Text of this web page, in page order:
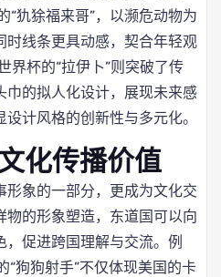
“犰狳福来哥”，以濒危动物为
时线条更具动感，契合年轻观
界杯的“拉伊卜”则突破了传
巾的拟人化设计，展现未来感
计风格的创新性与多元化。
化传播价值
形象的一部分，更成为文化交
物的形象塑造，东道国可以向
促进跨国理解与交流。例
“狗狗射手”不仅体现美国的卡